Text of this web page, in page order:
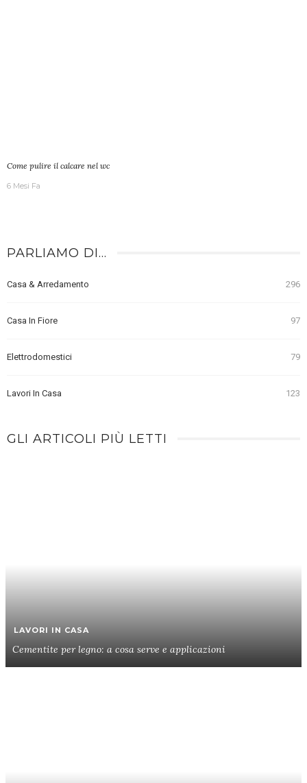
Come pulire il calcare nel wc
6 Mesi Fa
PARLIAMO DI…
Casa & Arredamento 296
Casa In Fiore 97
Elettrodomestici 79
Lavori In Casa 123
GLI ARTICOLI PIÙ LETTI
LAVORI IN CASA
Cementite per legno: a cosa serve e applicazioni